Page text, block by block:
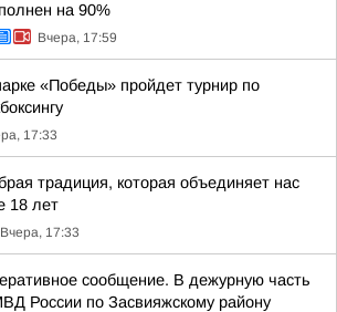
на 90%
Вчера, 17:59
«Победы» пройдет турнир по
17:33
традиция, которая объединяет нас
18 лет
Вчера, 17:33
сообщение. В дежурную часть
России по Засвияжскому району